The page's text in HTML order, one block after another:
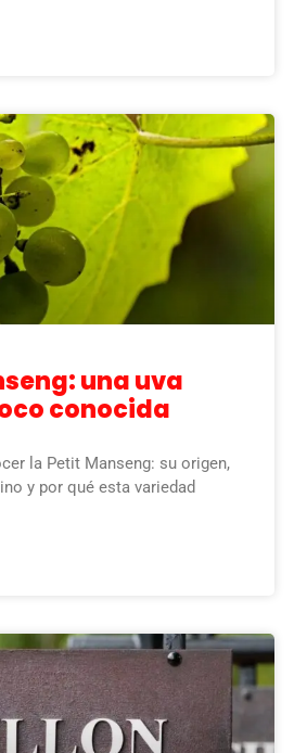
una uva
conocida
la Petit Manseng: su origen,
y por qué esta variedad